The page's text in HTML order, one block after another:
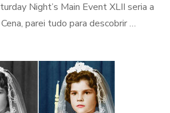
Night’s Main Event XLII seria a
parei tudo para descobrir …